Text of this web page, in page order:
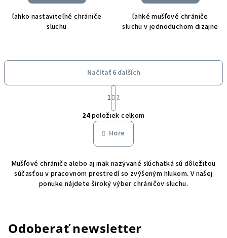
ľahko nastaviteľné chrániče
sluchu
ľahké mušľové chrániče
sluchu v jednoduchom dizajne
O
v
l
á
a
c
i
r
Načítať 6 ďalších
S
t
r
á
n
k
o
a
n
i
1 2
24položiek celkom
Hore
Mušľové chrániče alebo aj inak nazývané slúchatká sú dôležitou
súčasťou v pracovnom prostredí so zvýšeným hlukom. V našej
ponuke nájdete široký výber chráničov sluchu.
Odoberať newsletter